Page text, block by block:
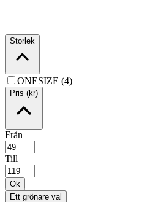
Storlek
ONESIZE (4)
Pris (kr)
Från
Till
Ok
Ett grönare val